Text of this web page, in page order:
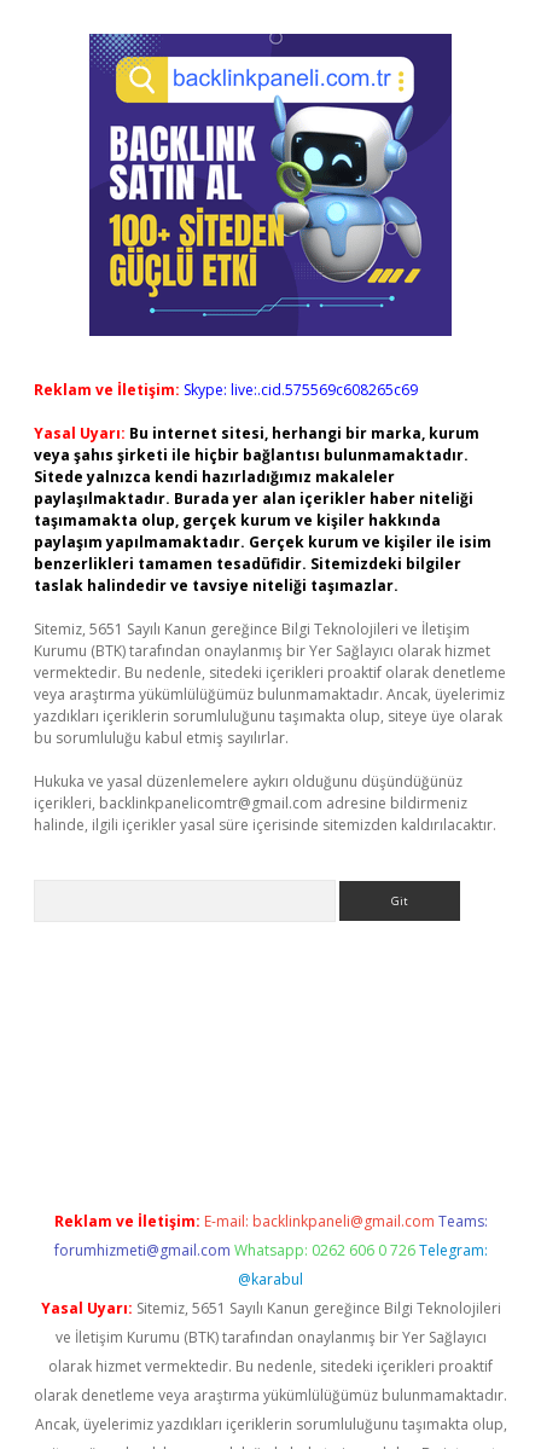
Reklam ve İletişim: Skype: live:.cid.575569c608265c69
Yasal Uyarı: Bu internet sitesi, herhangi bir marka, kurum
veya şahıs şirketi ile hiçbir bağlantısı bulunmamaktadır.
Sitede yalnızca kendi hazırladığımız makaleler
paylaşılmaktadır. Burada yer alan içerikler haber niteliği
taşımamakta olup, gerçek kurum ve kişiler hakkında
paylaşım yapılmamaktadır. Gerçek kurum ve kişiler ile isim
benzerlikleri tamamen tesadüfidir. Sitemizdeki bilgiler
taslak halindedir ve tavsiye niteliği taşımazlar.
Sitemiz, 5651 Sayılı Kanun gereğince Bilgi Teknolojileri ve İletişim
Kurumu (BTK) tarafından onaylanmış bir Yer Sağlayıcı olarak hizmet
vermektedir. Bu nedenle, sitedeki içerikleri proaktif olarak denetleme
veya araştırma yükümlülüğümüz bulunmamaktadır. Ancak, üyelerimiz
yazdıkları içeriklerin sorumluluğunu taşımakta olup, siteye üye olarak
bu sorumluluğu kabul etmiş sayılırlar.
Hukuka ve yasal düzenlemelere aykırı olduğunu düşündüğünüz
içerikleri, backlinkpanelicomtr@gmail.com adresine bildirmeniz
halinde, ilgili içerikler yasal süre içerisinde sitemizden kaldırılacaktır.
Reklam ve İletişim: E-mail: backlinkpaneli@gmail.com Teams:
forumhizmeti@gmail.com Whatsapp: 0262 606 0 726 Telegram:
@karabul
Yasal Uyarı: Sitemiz, 5651 Sayılı Kanun gereğince Bilgi Teknolojileri
ve İletişim Kurumu (BTK) tarafından onaylanmış bir Yer Sağlayıcı
olarak hizmet vermektedir. Bu nedenle, sitedeki içerikleri proaktif
olarak denetleme veya araştırma yükümlülüğümüz bulunmamaktadır.
Ancak, üyelerimiz yazdıkları içeriklerin sorumluluğunu taşımakta olup,